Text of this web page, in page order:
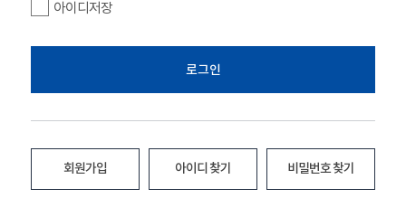
아이디저장
로그인
회원가입 아이디 찾기 비밀번호 찾기